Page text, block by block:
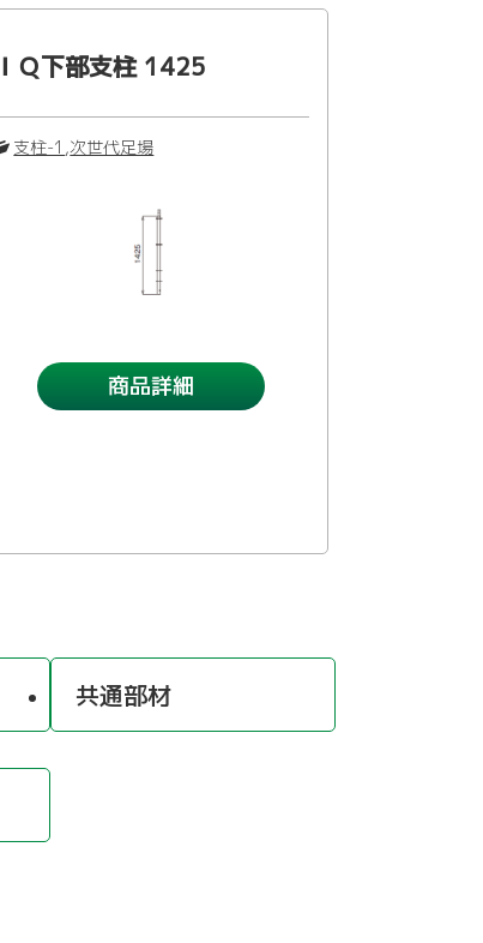
ＩＱ下部支柱 1425
次世代足場
,
支柱-1
商品詳細
共通部材